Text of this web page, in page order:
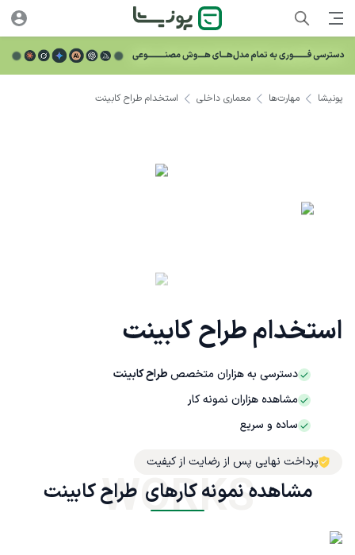
استخدام طراح کابینت
دسترسی به هزاران متخصصطراح کابینت
مشاهده هزاران نمونه کار
ساده و سریع
پرداخت نهایی پس از رضایت از کیفیت
پونیشا مهارت‌ها معماری داخلی استخدام طراح کابینت
مشاهده نمونه کارهای  طراح کابینت
WORKS